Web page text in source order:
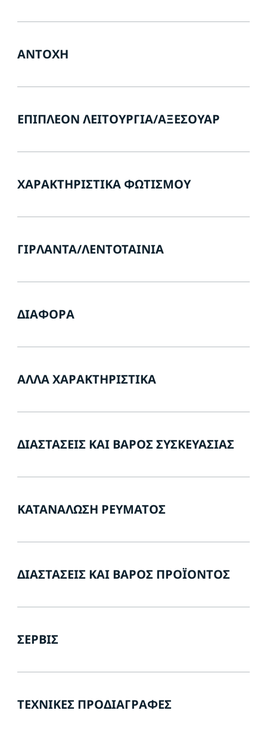
ΑΝΤΟΧΉ
ΕΠΙΠΛΈΟΝ ΛΕΙΤΟΥΡΓΊΑ/ΑΞΕΣΟΥΆΡ
ΧΑΡΑΚΤΗΡΙΣΤΙΚΆ ΦΩΤΙΣΜΟΎ
ΓΙΡΛΆΝΤΑ/ΛΕΝΤΟΤΑΙΝΊΑ
ΔΙΆΦΟΡΑ
ΆΛΛΑ ΧΑΡΑΚΤΗΡΙΣΤΙΚΆ
ΔΙΑΣΤΆΣΕΙΣ ΚΑΙ ΒΆΡΟΣ ΣΥΣΚΕΥΑΣΊΑΣ
ΚΑΤΑΝΆΛΩΣΗ ΡΕΎΜΑΤΟΣ
ΔΙΑΣΤΆΣΕΙΣ ΚΑΙ ΒΆΡΟΣ ΠΡΟΪΌΝΤΟΣ
ΣΈΡΒΙΣ
ΤΕΧΝΙΚΈΣ ΠΡΟΔΙΑΓΡΑΦΈΣ